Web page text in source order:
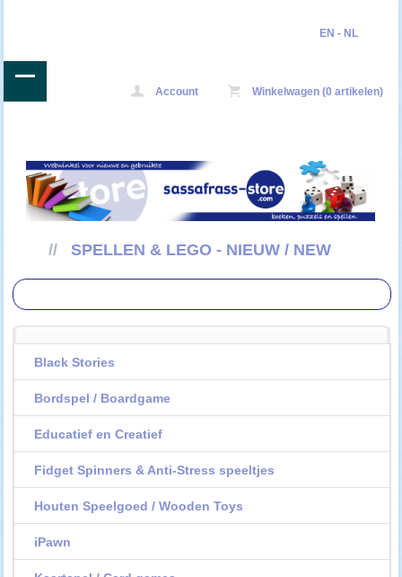
EN - NL
Account Winkelwagen (0 artikelen)
// SPELLEN & LEGO - NIEUW / NEW
Black Stories
Bordspel / Boardgame
Educatief en Creatief
Fidget Spinners & Anti-Stress speeltjes
Houten Speelgoed / Wooden Toys
iPawn